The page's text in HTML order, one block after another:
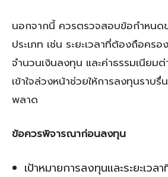
นอกจากนี้ ควรตรวจสอบข้อกำหนด
ประเภท เช่น ระยะเวลาที่ต้องถือคร
จำนวนเงินลงทุน และค่าธรรมเนียม
เข้าใจล่วงหน้าช่วยให้การลงทุนราบ
พลาด
ข้อควรพิจารณาก่อนลงทุน
เป้าหมายการลงทุนและระยะเวล